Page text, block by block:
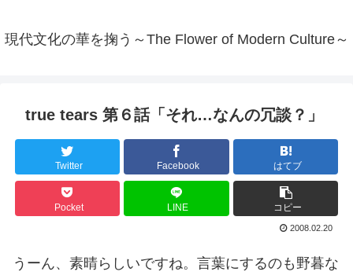
現代文化の華を掬う～The Flower of Modern Culture～
true tears 第６話「それ…なんの冗談？」
Twitter Facebook はてブ
Pocket LINE コピー
2008.02.20
うーん、素晴らしいですね。言葉にするのも野暮な